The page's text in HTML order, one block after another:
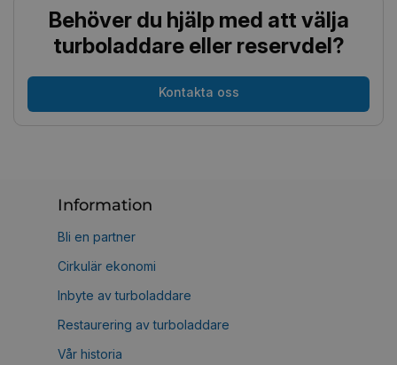
Behöver du hjälp med att välja
turboladdare eller reservdel?
Kontakta oss
Information
Bli en partner
Cirkulär ekonomi
Inbyte av turboladdare
Restaurering av turboladdare
Vår historia